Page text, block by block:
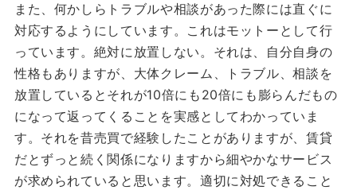
また、何かしらトラブルや相談があった際には直ぐに
対応するようにしています。これはモットーとして行
っています。絶対に放置しない。それは、自分自身の
性格もありますが、大体クレーム、トラブル、相談を
放置しているとそれが10倍にも20倍にも膨らんだもの
になって返ってくることを実感としてわかっていま
す。それを昔売買で経験したことがありますが、賃貸
だとずっと続く関係になりますから細やかなサービス
が求められていると思います。適切に対処できること